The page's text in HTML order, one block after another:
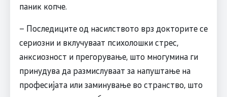
паник копче.
– Последиците од насилството врз докторите се
сериозни и вклучуваат психолошки стрес,
анксиозност и прегорување, што многумина ги
принудува да размислуваат за напуштање на
професијата или заминување во странство, што